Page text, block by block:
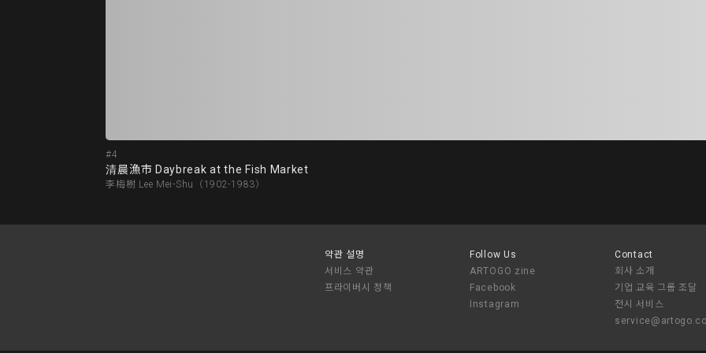
#4
清晨漁市 Daybreak at the Fish Market
李梅樹 Lee Mei-Shu（1902-1983）
약관 설명
서비스 약관
프라이버시 정책
Follow Us
ARTOGO zine
Facebook
Instagram
Contact
회사 소개
기업 교육 그룹 조달
전시 서비스
service@artogo.co